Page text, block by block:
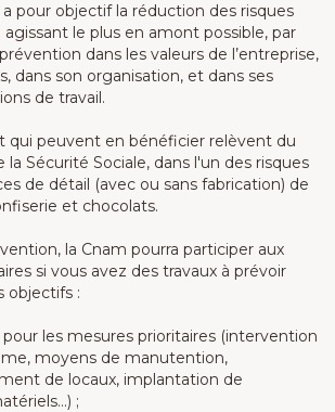
pour objectif la réduction des risques
le plus en amont possible, par
dans les valeurs de l’entreprise,
dans son organisation, et dans ses
de travail.
qui peuvent en bénéficier relèvent du
Sécurité Sociale, dans l'un des risques
de détail (avec ou sans fabrication) de
et chocolats.
la Cnam pourra participer aux
si vous avez des travaux à prévoir
objectifs :
pour les mesures prioritaires (intervention
moyens de manutention,
de locaux, implantation de
;